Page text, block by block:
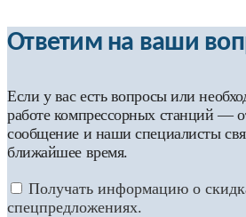
Ответим на ваши
Если у вас есть вопросы или
работе компрессорных станций —
сообщение и наши специалисты
ближайшее время.
Получать информацию о
спецпредложениях.